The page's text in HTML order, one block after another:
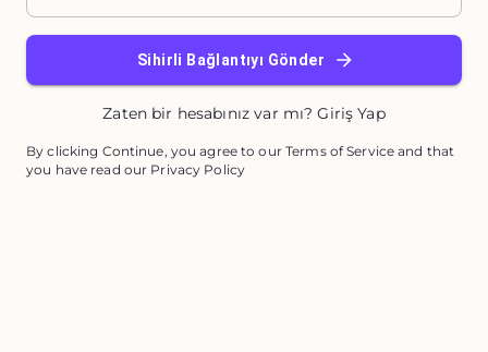
Sihirli Bağlantıyı Gönder
Zaten bir hesabınız var mı? Giriş Yap
By clicking Continue, you agree to our Terms of Service and that
you have read our Privacy Policy